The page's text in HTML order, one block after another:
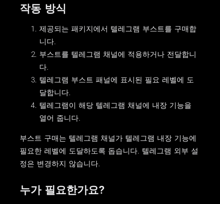
작동 방식
제공되는 패키지에서 텔레그램 부스트를 구매합
니다.
부스트를 텔레그램 채널에 적용하거나 전달합니
다.
텔레그램 부스트 패널에 표시된 필요 레벨에 도
달합니다.
텔레그램이 해당 텔레그램 채널에 내장 기능을
열어 줍니다.
부스트 구매는 텔레그램 채널가 텔레그램 내장 기능에
필요한 레벨에 도달하도록 돕습니다. 텔레그램 외부 설
정은 변경하지 않습니다.
누가 필요한가요?